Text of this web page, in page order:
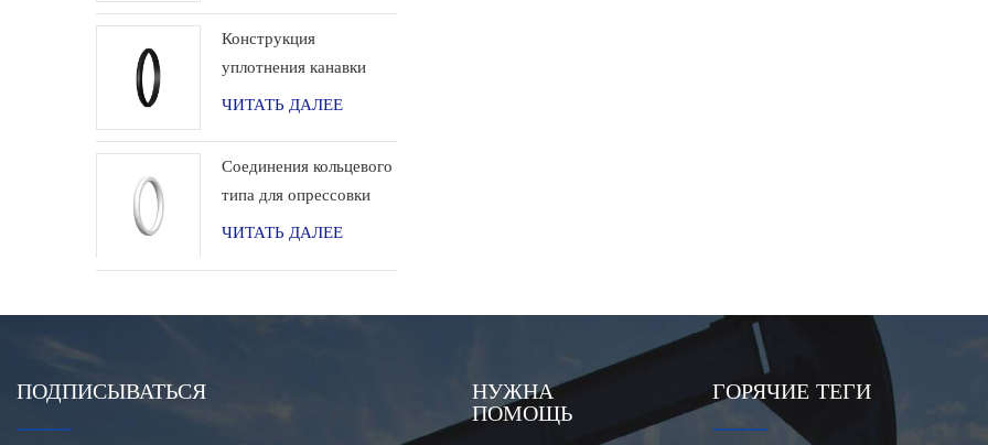
Конструкция
уплотнения канавки
типа «ласточкин хвост»
ЧИТАТЬ ДАЛЕЕ
Соединения кольцевого
типа для опрессовки
арматуры
ЧИТАТЬ ДАЛЕЕ
ПОДПИСЫВАТЬСЯ НУЖНА
ПОМОЩЬ
ГОРЯЧИЕ ТЕГИ